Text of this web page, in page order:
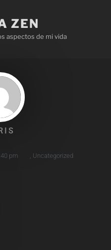
ZEN
aspectos de mi vida
pm Uncategorized